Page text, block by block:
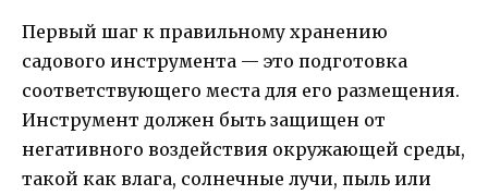
Первый шаг к правильному хранению
садового инструмента — это подготовка
соответствующего места для его размещения.
Инструмент должен быть защищен от
негативного воздействия окружающей среды,
такой как влага, солнечные лучи, пыль или